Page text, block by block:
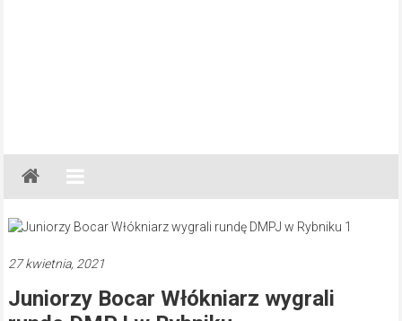
Gazeta
Regionalna
Częstochowa,
Lubliniec,
27 kwietnia, 2021
Juniorzy Bocar Włókniarz wygrali